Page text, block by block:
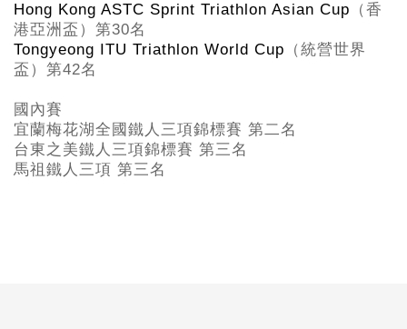
Hong Kong ASTC Sprint Triathlon Asian Cup （香
港亞洲盃）第30名
Tongyeong ITU Triathlon World Cup （統營世界
盃）第42名
國內賽
宜蘭梅花湖全國鐵人三項錦標賽 第二名
台東之美鐵人三項錦標賽 第三名
馬祖鐵人三項 第三名